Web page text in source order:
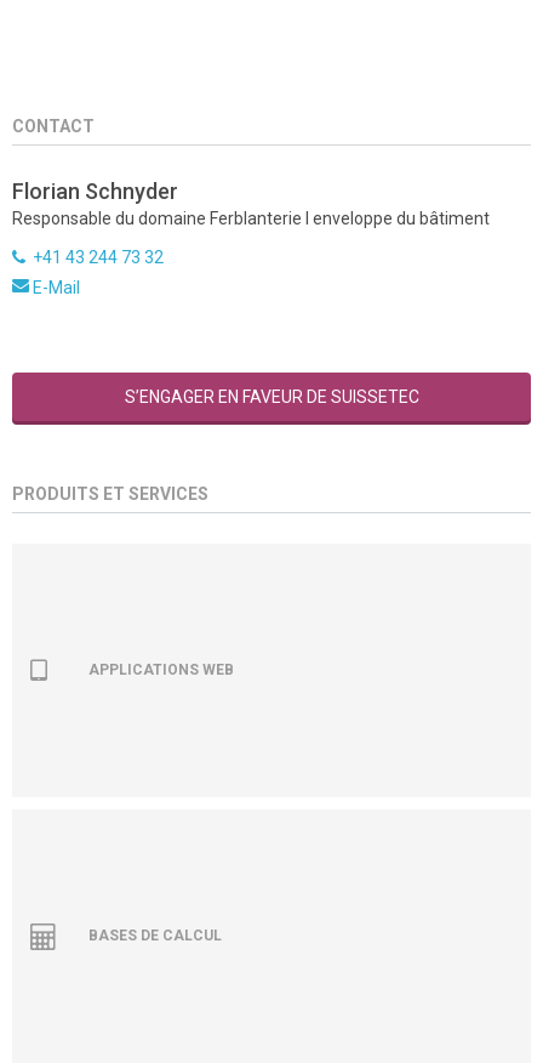
CONTACT
Florian Schnyder
Responsable du domaine Ferblanterie I enveloppe du bâtiment
+41 43 244 73 32
E-Mail
S’ENGAGER EN FAVEUR DE SUISSETEC
PRODUITS ET SERVICES
APPLICATIONS WEB
BASES DE CALCUL